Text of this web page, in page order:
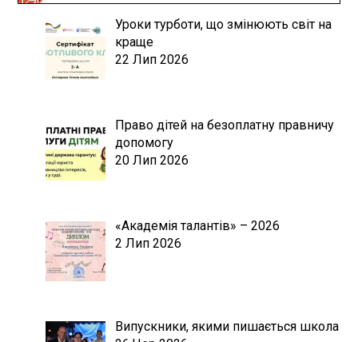
Уроки турботи, що змінюють світ на
краще
22 Лип 2026
Право дітей на безоплатну правничу
допомогу
20 Лип 2026
«Академія талантів» – 2026
2 Лип 2026
Випускники, якими пишається школа